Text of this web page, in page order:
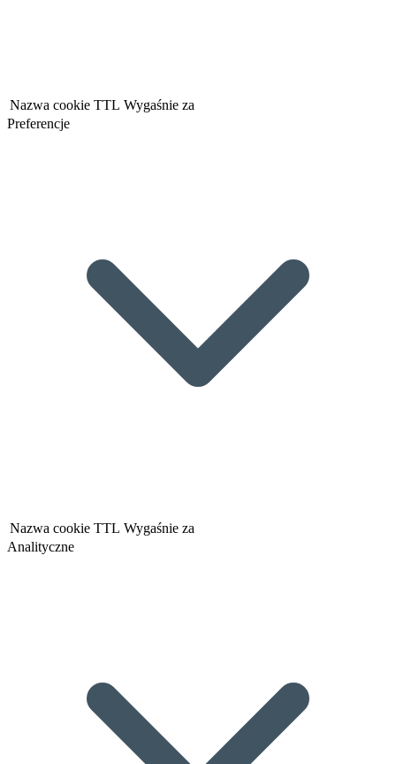
Nazwa cookie TTL Wygaśnie za
Preferencje
Nazwa cookie TTL Wygaśnie za
Analityczne